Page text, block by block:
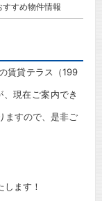
すすめ物件情報
賃貸テラス（199
現在ご案内でき
ますので、是非ご
します！